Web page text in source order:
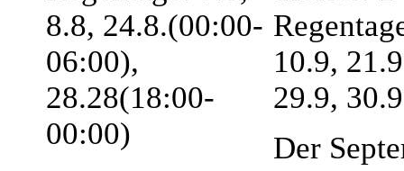
8.8, 24.8.(00:00-
06:00),
28.28(18:00-
00:00)
10.9,
29.9, 30.9
Der